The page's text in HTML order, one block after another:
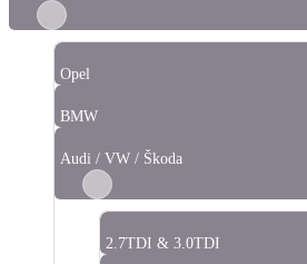
Opel
BMW
Audi / VW / Škoda
2.7TDI & 3.0TDI